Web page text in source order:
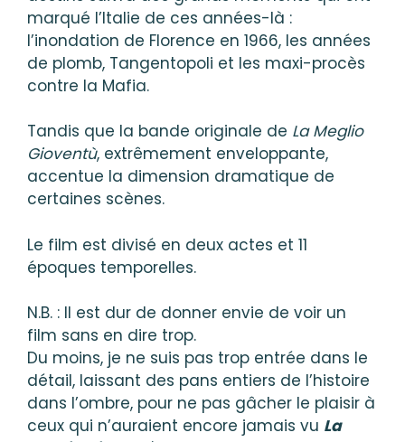
marqué l’Italie de ces années-là :
l’inondation de Florence en 1966, les années
de plomb, Tangentopoli et les maxi-procès
contre la Mafia.
Tandis que la bande originale de La Meglio
Gioventù, extrêmement enveloppante,
accentue la dimension dramatique de
certaines scènes.
Le film est divisé en deux actes et 11
époques temporelles.
N.B. : Il est dur de donner envie de voir un
film sans en dire trop.
Du moins, je ne suis pas trop entrée dans le
détail, laissant des pans entiers de l’histoire
dans l’ombre, pour ne pas gâcher le plaisir à
ceux qui n’auraient encore jamais vu La